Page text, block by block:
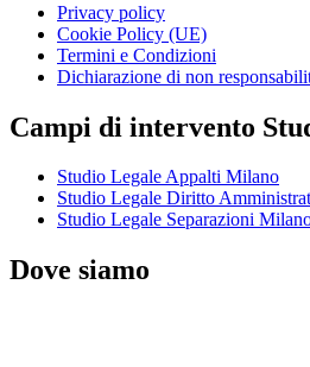
Privacy policy
Cookie Policy (UE)
Termini e Condizioni
Dichiarazione di non
Campi di intervento
Studio Legale Appalti Milano
Studio Legale Diritto
Studio Legale Separazioni
Dove siamo